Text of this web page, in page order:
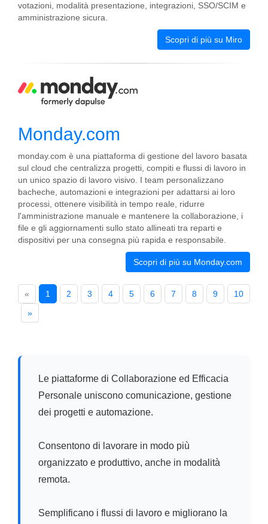
votazioni, modalità presentazione, integrazioni, SSO/SCIM e
amministrazione sicura.
Scopri di più su Miro
Monday.com
monday.com è una piattaforma di gestione del lavoro basata
sul cloud che centralizza progetti, compiti e flussi di lavoro in
un unico spazio di lavoro visivo. I team personalizzano
bacheche, automazioni e integrazioni per adattarsi ai loro
processi, ottenere visibilità in tempo reale, ridurre
l'amministrazione manuale e mantenere la collaborazione, i
file e gli aggiornamenti sullo stato allineati tra reparti e
dispositivi per una consegna più rapida e responsabile.
Scopri di più su Monday.com
« 1 2 3 4 5 6 7 8 9
10
»
Le piattaforme di Collaborazione ed Efficacia
Personale uniscono comunicazione, gestione
dei progetti e automazione.
Consentono di lavorare in modo più
organizzato e produttivo, anche in modalità
remota.
Semplificano i flussi di lavoro e migliorano la